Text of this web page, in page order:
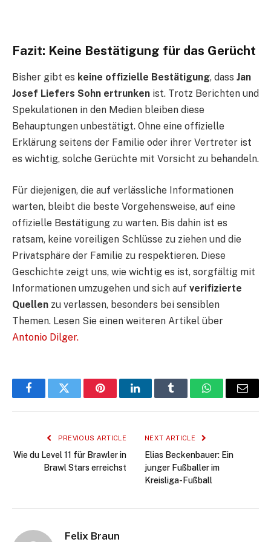
Fazit: Keine Bestätigung für das Gerücht
Bisher gibt es keine offizielle Bestätigung, dass Jan
Josef Liefers Sohn ertrunken ist. Trotz Berichten und
Spekulationen in den Medien bleiben diese
Behauptungen unbestätigt. Ohne eine offizielle
Erklärung seitens der Familie oder ihrer Vertreter ist
es wichtig, solche Gerüchte mit Vorsicht zu behandeln.
Für diejenigen, die auf verlässliche Informationen
warten, bleibt die beste Vorgehensweise, auf eine
offizielle Bestätigung zu warten. Bis dahin ist es
ratsam, keine voreiligen Schlüsse zu ziehen und die
Privatsphäre der Familie zu respektieren. Diese
Geschichte zeigt uns, wie wichtig es ist, sorgfältig mit
Informationen umzugehen und sich auf verifizierte
Quellen zu verlassen, besonders bei sensiblen
Themen. Lesen Sie einen weiteren Artikel über
Antonio Dilger.
FacebookTwitter PinterestLinkedInTumblr WhatsAppEmail
PREVIOUS ARTICLE
Wie du Level 11 für Brawler in
Brawl Stars erreichst
NEXT ARTICLE
Elias Beckenbauer: Ein
junger Fußballer im
Kreisliga-Fußball
Felix Braun